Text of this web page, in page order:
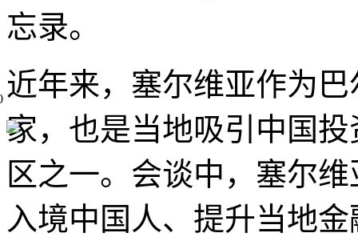
忘录。
近年来，塞尔维亚作为
家，也是当地吸引中国
区之一。会谈中，塞尔
入境中国人、提升当地